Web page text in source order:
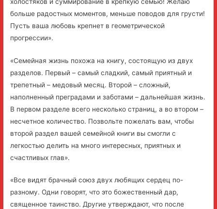
больше радостных моментов, меньше поводов для грусти!
Пусть ваша любовь крепнет в геометрической
прогрессии».
«Семейная жизнь похожа на книгу, состоящую из двух
разделов. Первый – самый сладкий, самый приятный и
трепетный – медовый месяц. Второй – сложный,
наполненный преградами и заботами – дальнейшая жизнь.
В первом разделе всего несколько страниц, а во втором –
несчетное количество. Позвольте пожелать вам, чтобы
второй раздел вашей семейной книги вы смогли с
легкостью делить на много интересных, приятных и
счастливых глав».
«Все видят брачный союз двух любящих сердец по-
разному. Одни говорят, что это божественный дар,
священное таинство. Другие утверждают, что после